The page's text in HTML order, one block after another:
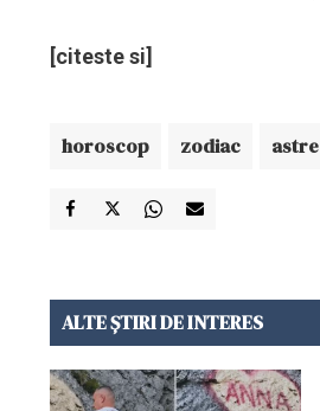
[citeste si]
horoscop zodiac astre
ALTE ȘTIRI DE INTERES